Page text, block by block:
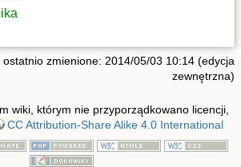
ostatnio zmienione: 2014/05/03 10:14 (edycja
zewnętrzna)
wiki, którym nie przyporządkowano licencji,
CC Attribution-Share Alike 4.0 International